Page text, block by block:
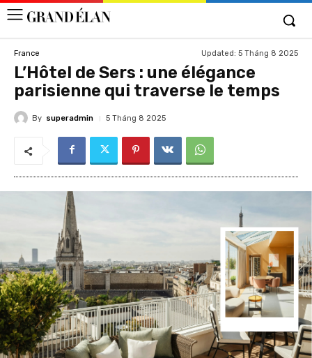
France Updated: 5 Tháng 8 2025
L’Hôtel de Sers : une élégance
parisienne qui traverse le temps
By superadmin 5 Tháng 8 2025